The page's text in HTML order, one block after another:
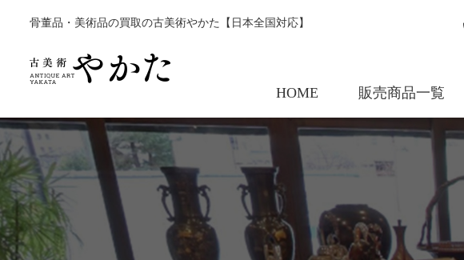
骨董品・美術品の買取の古美術やかた【日本全国対応】
HOME 販売商品一覧